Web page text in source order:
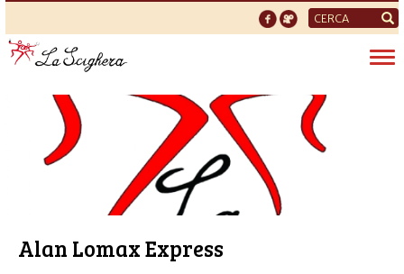
Form
di
ricerca
Alan Lomax Express